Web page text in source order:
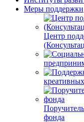
Меры поддержки
Центр
фонда